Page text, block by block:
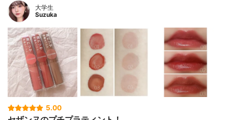
大学生
Suzuka
5.00